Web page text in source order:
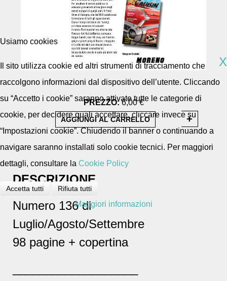
PREZZO:6,00 €
DESCRIZIONE
Numero 136 di
Luglio/Agosto/Settembre
98 pagine + copertina
Usiamo cookies
X
Il sito utilizza cookie ed altri strumenti di tracciamento che
raccolgono informazioni dal dispositivo dell’utente. Cliccando
su “Accetto i cookie” saranno attivate tutte le categorie di
cookie, per decidere quali accettare, cliccare invece su
“Impostazioni cookie”. Chiudendo il banner o continuando a
navigare saranno installati solo cookie tecnici. Per maggiori
dettagli, consultare la Cookie Policy
Accetta tutti Rifiuta tutti
Maggiori informazioni